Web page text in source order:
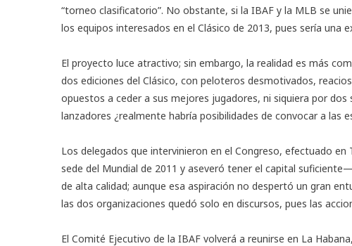
“torneo clasificatorio”. No obstante, si la IBAF y la MLB se
los equipos interesados en el Clásico de 2013, pues sería una
El proyecto luce atractivo; sin embargo, la realidad es más
dos ediciones del Clásico, con peloteros desmotivados,
opuestos a ceder a sus mejores jugadores, ni siquiera por
lanzadores ¿realmente habría posibilidades de convocar a las
Los delegados que intervinieron en el Congreso, efectuado
sede del Mundial de 2011 y aseveró tener el capital
de alta calidad; aunque esa aspiración no despertó un gran
las dos organizaciones quedó solo en discursos, pues las
El Comité Ejecutivo de la IBAF volverá a reunirse en La